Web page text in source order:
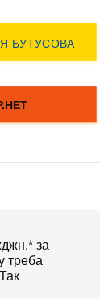
за
треба